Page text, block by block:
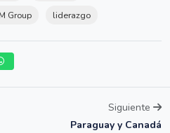
Group liderazgo
Siguiente
Paraguay y Canadá